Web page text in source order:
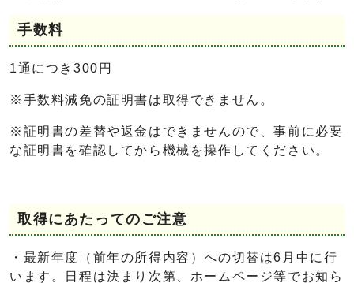
手数料
1通につき300円
※手数料減免の証明書は取得できません。
※証明書の差替や返金はできませんので、事前に必要
な証明書を確認してから機械を操作してください。
取得にあたってのご注意
・最新年度（前年の所得内容）への切替は6月中に行
います。日程は決まり次第、ホームページ等でお知ら